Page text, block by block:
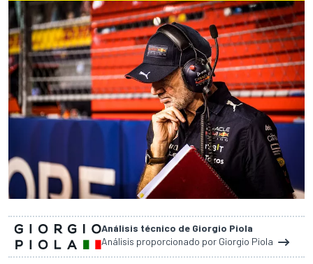
Análisis técnico de Giorgio Piola
Análisis proporcionado por Giorgio Piola